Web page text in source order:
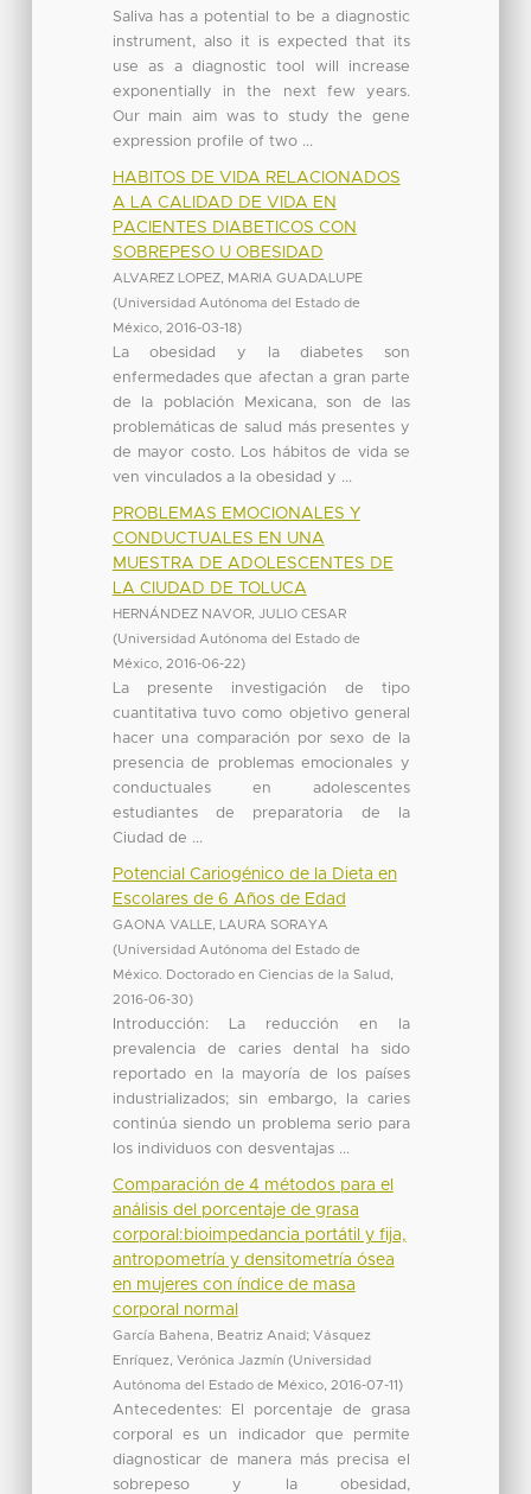
Saliva has a potential to be a diagnostic
instrument, also it is expected that its
use as a diagnostic tool will increase
exponentially in the next few years.
Our main aim was to study the gene
expression profile of two ...
HABITOS DE VIDA RELACIONADOS
A LA CALIDAD DE VIDA EN
PACIENTES DIABETICOS CON
SOBREPESO U OBESIDAD
ALVAREZ LOPEZ, MARIA GUADALUPE
(Universidad Autónoma del Estado de
México, 2016-03-18)
La obesidad y la diabetes son
enfermedades que afectan a gran parte
de la población Mexicana, son de las
problemáticas de salud más presentes y
de mayor costo. Los hábitos de vida se
ven vinculados a la obesidad y ...
PROBLEMAS EMOCIONALES Y
CONDUCTUALES EN UNA
MUESTRA DE ADOLESCENTES DE
LA CIUDAD DE TOLUCA
HERNÁNDEZ NAVOR, JULIO CESAR
(Universidad Autónoma del Estado de
México, 2016-06-22)
La presente investigación de tipo
cuantitativa tuvo como objetivo general
hacer una comparación por sexo de la
presencia de problemas emocionales y
conductuales en adolescentes
estudiantes de preparatoria de la
Ciudad de ...
Potencial Cariogénico de la Dieta en
Escolares de 6 Años de Edad
GAONA VALLE, LAURA SORAYA
(Universidad Autónoma del Estado de
México. Doctorado en Ciencias de la Salud
2016-06-30)
Introducción: La reducción en la
prevalencia de caries dental ha sido
reportado en la mayoría de los países
industrializados; sin embargo, la caries
continúa siendo un problema serio para
los individuos con desventajas ...
Comparación de 4 métodos para el
análisis del porcentaje de grasa
corporal:bioimpedancia portátil y fija,
antropometría y densitometría ósea
en mujeres con índice de masa
corporal normal
García Bahena, Beatriz Anaid; Vásquez
Enríquez, Verónica Jazmín (Universidad
Autónoma del Estado de México, 2016-07-11)
Antecedentes: El porcentaje de grasa
corporal es un indicador que permite
diagnosticar de manera más precisa el
sobrepeso y la obesidad,